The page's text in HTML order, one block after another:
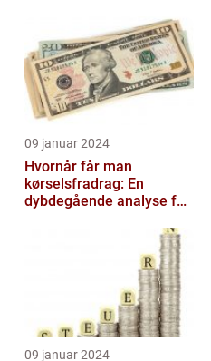
09 januar 2024
Hvornår får man
kørselsfradrag: En
dybdegående analyse for
09 januar 2024